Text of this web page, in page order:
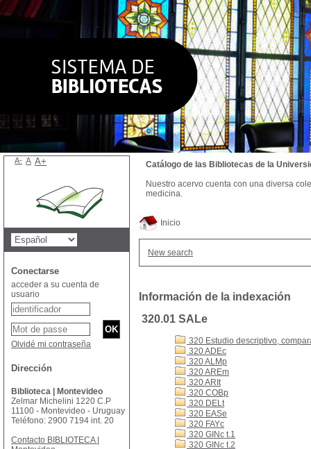
Inicio
New search
Información de la indexación
320.01 SALe
320 Estudio descriptivo,
320 ADEc
320 ALMp
320 AREm
320 ARIt
320 COBp
320 DELt
320 EASe
320 FAYc
320 GINc t.1
320 GINc t.2
Catálogo de las Bibliotecas de la
Nuestro acervo cuenta con una diversa
medicina.
A- A A+
Conectarse
acceder a su cuenta de
usuario
Olvidé mi contraseña
Dirección
Biblioteca | Montevideo
Zelmar Michelini 1220 C.P
11100 - Montevideo - Uruguay
Teléfono: 2900 7194 int. 20
Contacto BIBLIOTECA |